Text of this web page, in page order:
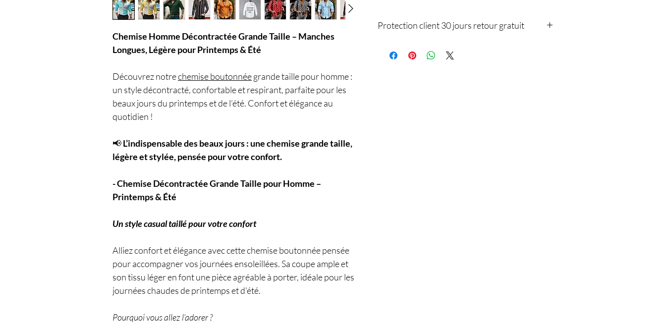
Chemise Homme Décontractée Grande Taille – Manches
Longues, Légère pour Printemps & Été
Découvrez notrechemise boutonnéegrande taille pour homme :
un style décontracté, confortable et respirant, parfaite pour les
beaux jours du printemps et de l’été. Confort et élégance au
quotidien !
📢L’indispensable des beaux jours : une chemise grande taille,
légère et stylée, pensée pour votre confort.
- Chemise Décontractée Grande Taille pour Homme –
Printemps & Été
Un style casual taillé pour votre confort
Alliez confort et élégance avec cette chemise boutonnée pensée
pour accompagner vos journées ensoleillées. Sa coupe ample et
son tissu léger en font une pièce agréable à porter, idéale pour les
journées chaudes de printemps et d'été.
Pourquoi vous allez l’adorer ?
Protection client 30 jours retour gratuit